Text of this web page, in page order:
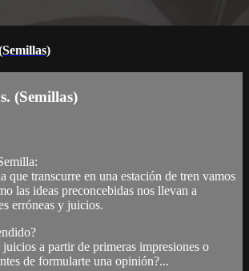
(Semillas)
que transcurre en una estación de tren vamos
las ideas preconcebidas nos llevan a
erróneas y juicios.
juicios a partir de primeras impresiones o
de formularte una opinión?...